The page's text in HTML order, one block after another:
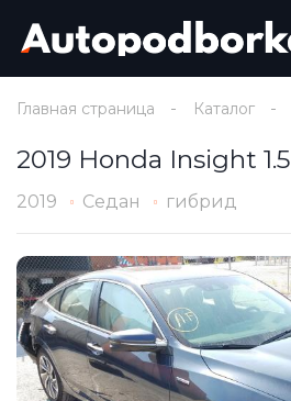
Главная страница Каталог
2019 Honda Insight 1.5
2019 Седан гибрид